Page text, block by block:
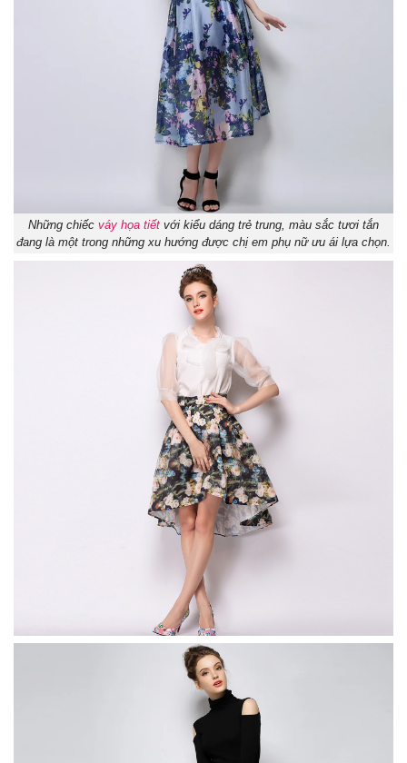
Những chiếc váy họa tiết với kiểu dáng trẻ trung, màu sắc tươi tắn
đang là một trong những xu hướng được chị em phụ nữ ưu ái lựa chọn.